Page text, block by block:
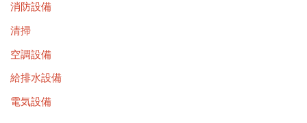
消防設備
清掃
空調設備
給排水設備
電気設備